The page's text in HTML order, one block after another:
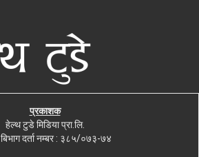
प्रकाशक
हेल्थ टुडे मिडिया प्रा.लि.
दर्ता नम्बर : ३८५/०७३-७४